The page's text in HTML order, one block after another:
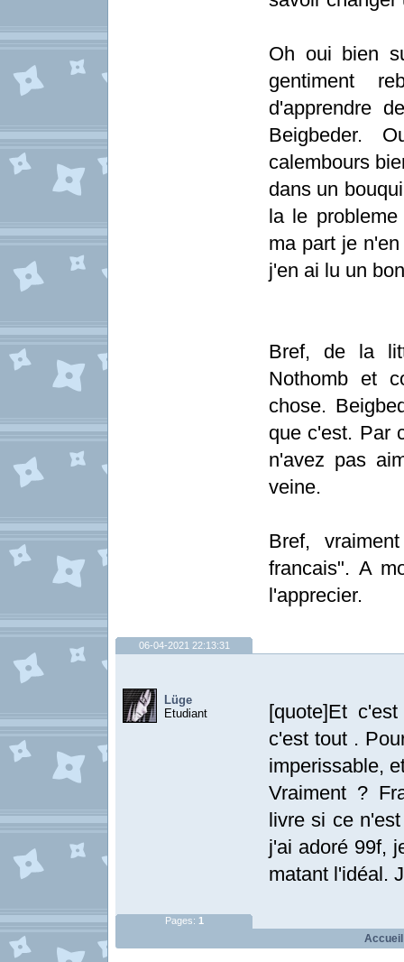
Oh oui bien
gentiment
d'apprendre
Beigbeder.
calembours
dans un
la le
ma part je
j'en ai lu un
Bref, de la
Nothomb et
chose.
que c'est. Par
n'avez pas
veine.
Bref,
francais". A
l'apprecier.
06-04-2021 22:13:31
Lüge
Etudiant
[quote]Et
c'est tout .
imperissable,
Vraiment ?
livre si ce
j'ai adoré 99f,
matant l'idéal.
Pages: 1